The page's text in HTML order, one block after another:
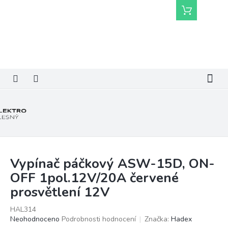
Nákupní
košík
Vypínač páčkový ASW-15D, ON-
OFF 1pol.12V/20A červené
prosvětlení 12V
HAL314
Průměrné
Neohodnoceno Podrobnosti hodnocení Značka: Hadex